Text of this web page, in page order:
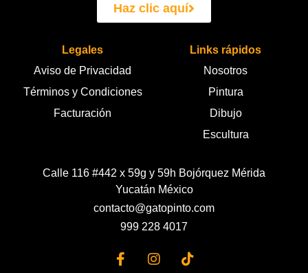
Haz clic aquí
Legales
Aviso de Privacidad
Términos y Condiciones
Facturación
Links rápidos
Nosotros
Pintura
Dibujo
Escultura
Calle 116 #442 x 59g y 59h Bojórquez Mérida
Yucatán México
contacto@gatopinto.com
999 228 4017